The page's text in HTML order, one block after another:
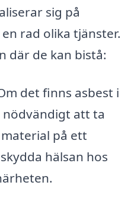
sig på
rad olika tjänster.
där de kan bistå:
det finns asbest i
att ta
på ett
hälsan hos